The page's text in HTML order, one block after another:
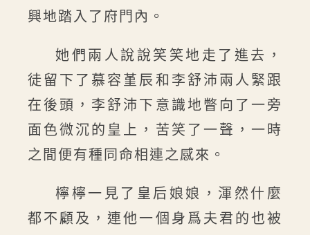
興地踏入了府門內。
她們兩人說說笑笑地走了進去，
徒留下了慕容堇辰和李舒沛兩人緊跟
在後頭，李舒沛下意識地瞥向了一旁
面色微沉的皇上，苦笑了一聲，一時
之間便有種同命相連之感來。
檸檸一見了皇后娘娘，渾然什麼
都不顧及，連他一個身爲夫君的也被